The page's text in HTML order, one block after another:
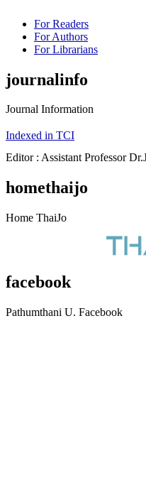
For Readers
For Authors
For Librarians
journalinfo
Journal Information
Indexed in TCI
Editor : Assistant Professor
homethaijo
Home ThaiJo
facebook
Pathumthani U. Facebook